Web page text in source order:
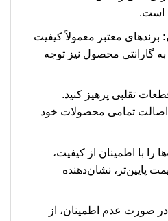
است.
برندهای معتبر معمولاً کیفیت
به گارانتی محصول نیز توجه
تقلبی پرهیز کنید.
اصالت تمامی محصولات خود
را با اطمینان از کیفیت،
پایین‌تر، نشان‌دهنده
در صورت عدم اطمینان، از